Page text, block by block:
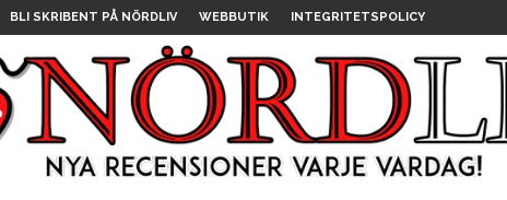
BLI SKRIBENT PÅ NÖRDLIV WEBBUTIK INTEGRITETSPOLICY